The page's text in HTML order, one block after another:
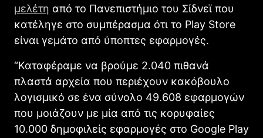
μελέτη από το Πανεπιστήμιο του Σίδνεϊ που
κατέληγε στο συμπέρασμα ότι το Play Store
είναι γεμάτο από ύποπτες εφαρμογές.
“Καταφέραμε να βρούμε 2.040 πιθανά
πλαστά αρχεία που περιέχουν κακόβουλο
λογισμικό σε ένα σύνολο 49.608 εφαρμογών
που μοιάζουν με μία από τις κορυφαίες
10.000 δημοφιλείς εφαρμογές στο Google Play